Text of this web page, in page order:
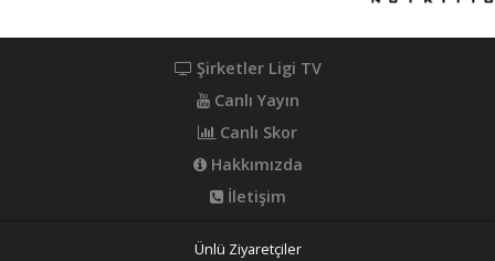
Şirketler Ligi TV
Canlı Yayın
Canlı Skor
Hakkımızda
İletişim
Ünlü Ziyaretçiler